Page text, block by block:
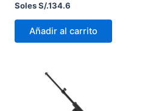
Soles S/.134.6
Añadir al carrito